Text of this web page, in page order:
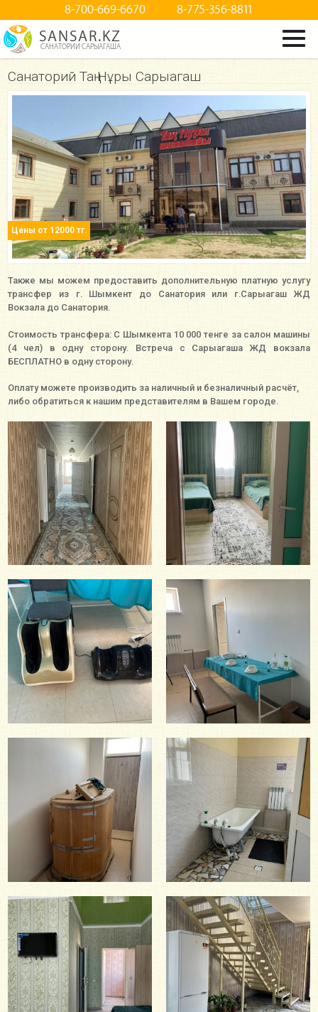
8-700-669-6670 8-775-356-8811
SANSAR.KZ
САНАТОРИИ САРЫАГАША
Санаторий Таң Нұры Сарыагаш
Цены от 12000 тг.
Также мы можем предоставить дополнительную платную услугу
трансфер из г. Шымкент до Санатория или г.Сарыагаш ЖД
Вокзала до Санатория.
Стоимость трансфера: С Шымкента 10 000 тенге за салон машины
(4 чел) в одну сторону. Встреча с Сарыагаша ЖД вокзала
БЕСПЛАТНО в одну сторону.
Оплату можете производить за наличный и безналичный расчёт,
либо обратиться к нашим представителям в Вашем городе.